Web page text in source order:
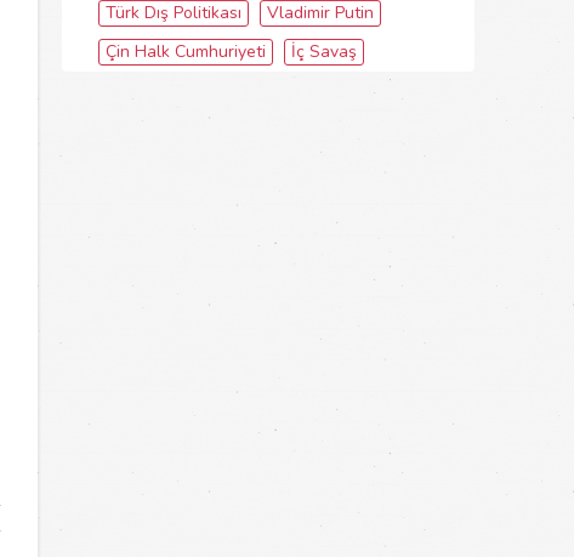
Türk Dış Politikası
Vladimir Putin
Çin Halk Cumhuriyeti
İç Savaş